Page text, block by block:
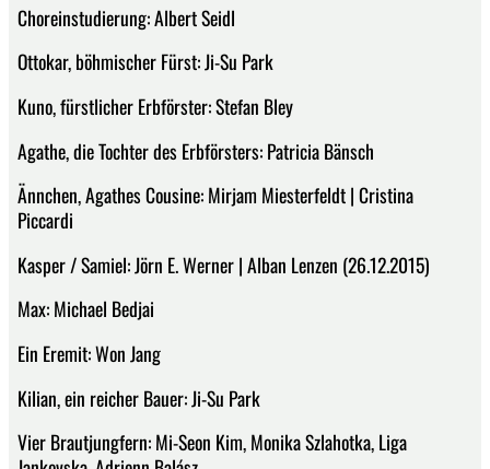
Choreinstudierung: Albert Seidl
Ottokar, böhmischer Fürst: Ji-Su Park
Kuno, fürstlicher Erbförster: Stefan Bley
Agathe, die Tochter des Erbförsters: Patricia Bänsch
Ännchen, Agathes Cousine: Mirjam Miesterfeldt | Cristina
Piccardi
Kasper / Samiel: Jörn E. Werner | Alban Lenzen (26.12.2015)
Max: Michael Bedjai
Ein Eremit: Won Jang
Kilian, ein reicher Bauer: Ji-Su Park
Vier Brautjungfern: Mi-Seon Kim, Monika Szlahotka, Liga